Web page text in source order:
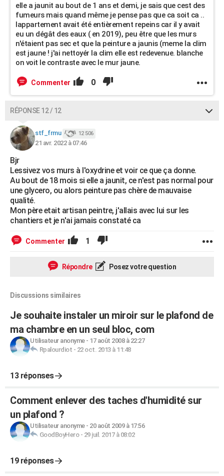
elle a jaunit au bout de 1 ans et demi, je sais que cest des
fumeurs mais quand même je pense pas que ca soit ca ..
lappartement avait été entièrement repeins car il y avait
eu un dégât des eaux ( en 2019), peu être que les murs
n'étaient pas sec et que la peinture a jaunis (meme la clim
est jaune ! j'ai nettoyér la clim elle est redevenue. blanche
on voit le contraste avec le mur jaune.
Commenter 0
RÉPONSE 12 / 12
stf_frmu 12 506
21 avr. 2022 à 07:46
Bjr
Lessivez vos murs à l'oxydrine et voir ce que ça donne.
Au bout de 18 mois si elle a jaunit, ce n'est pas normal pour
une glycero, ou alors peinture pas chère de mauvaise
qualité.
Mon père etait artisan peintre, j'allais avec lui sur les
chantiers et je n'ai jamais constaté ca
Commenter 1
Répondre Posez votre question
Discussions similaires
Je souhaite instaler un miroir sur le plafond de
ma chambre en un seul bloc, com
Utilisateur anonyme- 17 août 2008 à 22:27
Rpalourdiot - 22 oct. 2013 à 11:48
13 réponses
Comment enlever des taches d'humidité sur
un plafond ?
Utilisateur anonyme- 20 août 2009 à 17:56
GoodBoyHero- 29 juil. 2017 à 08:02
19 réponses